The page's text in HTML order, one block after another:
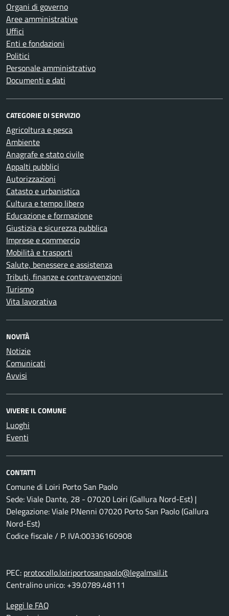
Organi di governo
Aree amministrative
Uffici
Enti e fondazioni
Politici
Personale amministrativo
Documenti e dati
CATEGORIE DI SERVIZIO
Agricoltura e pesca
Ambiente
Anagrafe e stato civile
Appalti pubblici
Autorizzazioni
Catasto e urbanistica
Cultura e tempo libero
Educazione e formazione
Giustizia e sicurezza pubblica
Imprese e commercio
Mobilità e trasporti
Salute, benessere e assistenza
Tributi, finanze e contravvenzioni
Turismo
Vita lavorativa
NOVITÀ
Notizie
Comunicati
Avvisi
VIVERE IL COMUNE
Luoghi
Eventi
CONTATTI
Comune di Loiri Porto San Paolo
Sede: Viale Dante, 28 - 07020 Loiri (Gallura Nord-Est) |
Delegazione: Viale P.Nenni 07020 Porto San Paolo (Gallura
Nord-Est)
Codice fiscale / P. IVA:00336160908
PEC: protocollo.loiriportosanpaolo@legalmail.it
Centralino unico: +39.0789.48111
Leggi le FAQ